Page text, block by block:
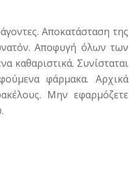
Αποκατάσταση της
Αποφυγή όλων των
καθαριστικά. Συνίσταται
φάρμακα. Αρχικά
Μην εφαρμόζετε